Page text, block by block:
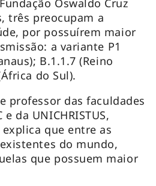
Oswaldo Cruz
três preocupam a
por possuírem maior
a variante P1
B.1.1.7 (Reino
do Sul).
professor das faculdades
da UNICHRISTUS,
que entre as
do mundo,
que possuem maior